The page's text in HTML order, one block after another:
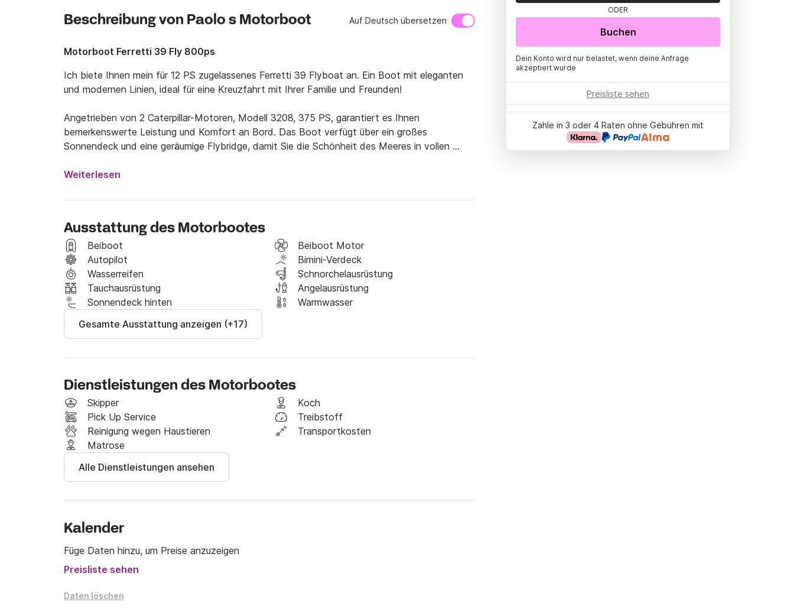
Beschreibung von Paolo s Motorboot Auf Deutsch übersetzen
Motorboot Ferretti 39 Fly 800ps
Ich biete Ihnen mein für 12 PS zugelassenes Ferretti 39 Flyboat an. Ein Boot mit eleganten
und modernen Linien, ideal für eine Kreuzfahrt mit Ihrer Familie und Freunden!
Angetrieben von 2 Caterpillar-Motoren, Modell 3208, 375 PS, garantiert es Ihnen
bemerkenswerte Leistung und Komfort an Bord. Das Boot verfügt über ein großes
Sonnendeck und eine geräumige Flybridge, damit Sie die Schönheit des Meeres in vollen
Gemeinschaftsbad und einen großen Wohnbereich.
Die große Essecke mit L-Sofa lädt zum Verweilen in geselliger Runde ein. Die Küche ist mit 2
Kühlschränken und 1 Gefrierschrank ausgestattet.
Doppelte Instrumentierung, hydraulische Gangway, Badeplattform mit 4-stufiger Leiter,
Warm- und Kaltwasserdusche.
Kontaktieren Sie mich unter Click&Boat für weitere Informationen!
Weiterlesen
Ausstattung des Motorbootes
Beiboot
Beiboot Motor
Autopilot
Bimini-Verdeck
Wasserreifen
Schnorchelausrüstung
Tauchausrüstung
Angelausrüstung
Sonnendeck hinten
Warmwasser
Gesamte Ausstattung anzeigen (+17)
Dienstleistungen des Motorbootes
Skipper
Koch
Pick Up Service
Treibstoff
Reinigung wegen Haustieren
Transportkosten
Matrose
Alle Dienstleistungen ansehen
Kalender
Füge Daten hinzu, um Preise anzuzeigen
Preisliste sehen
Daten löschen
ODER
Buchen
Dein Konto wird nur belastet, wenn deine Anfrage
akzeptiert wurde
Preisliste sehen
Zahle in 3 oder 4 Raten ohne Gebühren mit